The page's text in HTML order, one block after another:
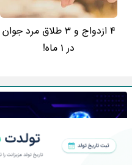
4 ازدواج و 3 طلاق مرد جوان
در 1 ماه!